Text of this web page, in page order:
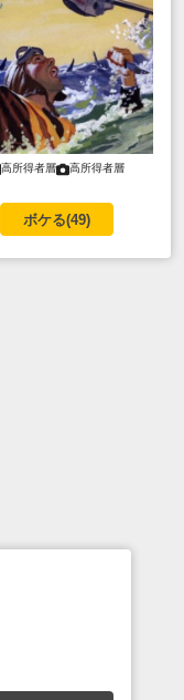
高所得者層 高所得者層
ボケる(49)